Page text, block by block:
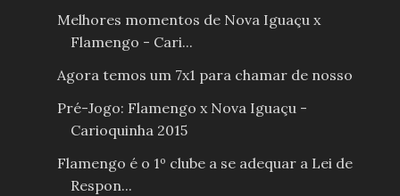
Melhores momentos de Nova Iguaçu x
Flamengo - Cari...
Agora temos um 7x1 para chamar de nosso
Pré-Jogo: Flamengo x Nova Iguaçu -
Carioquinha 2015
Flamengo é o 1º clube a se adequar a Lei de
Respon...